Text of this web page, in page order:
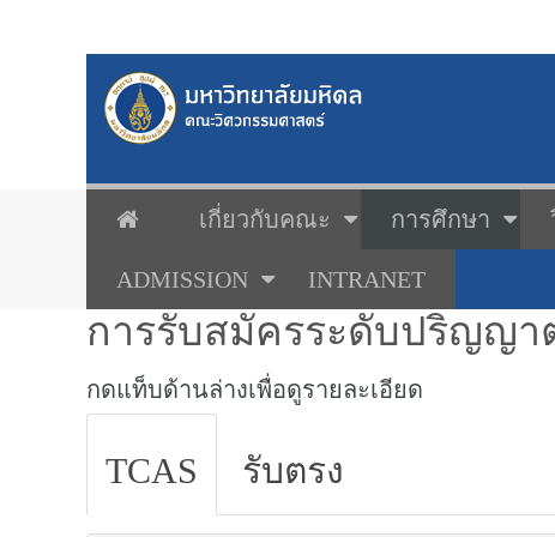
เกี่ยวกับคณะ การศึกษา
ADMISSION INTRANET
การรับสมัครระดับปริญญา
กดแท็บด้านล่างเพื่อดูรายละเอียด
TCAS รับตรง